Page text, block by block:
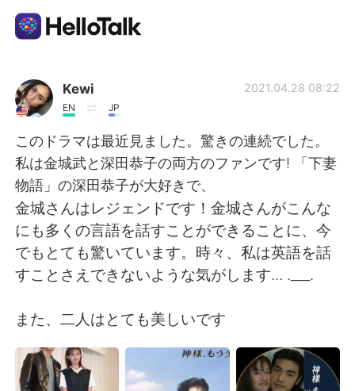
Language Exchange App
AI Grammar Checker
English
简体中文 繁體中文
Español العربية
Français Deutsch
日本語 한국어
Kewi
EN JP
2021.04.28 08:22
このドラマは最近見ました。驚きの連続でした。
私は金城武と深田恭子の両方のファンです! 「下妻
物語」の深田恭子が大好きで、
金城さんはレジェンドです！金城さんがこんな
にも多くの言語を話すことができることに、今
でもとても驚いています。時々、私は英語を話
すことさえできないような気がします... .___.
また、二人はとても美しいです